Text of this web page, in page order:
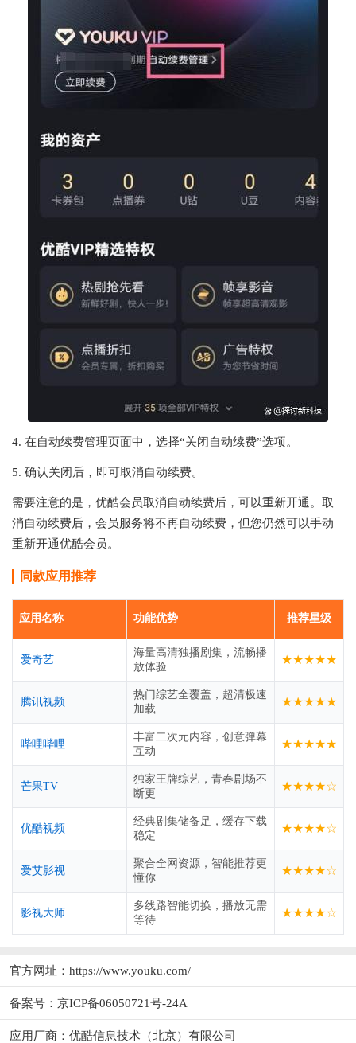
4. 在自动续费管理页面中，选择“关闭自动续费”选项。
5. 确认关闭后，即可取消自动续费。
需要注意的是，优酷会员取消自动续费后，可以重新开通。取
消自动续费后，会员服务将不再自动续费，但您仍然可以手动
重新开通优酷会员。
同款应用推荐
应用名称 功能优势 推荐星级
爱奇艺
海量高清独播剧集，流畅播
放体验
★★★★★
腾讯视频
热门综艺全覆盖，超清极速
加载
★★★★★
哔哩哔哩
丰富二次元内容，创意弹幕
互动
★★★★★
芒果TV
独家王牌综艺，青春剧场不
断更
★★★★☆
优酷视频
经典剧集储备足，缓存下载
稳定
★★★★☆
爱艾影视
聚合全网资源，智能推荐更
懂你
★★★★☆
影视大师
多线路智能切换，播放无需
等待
★★★★☆
官方网址： https://www.youku.com/
备案号：京ICP备06050721号-24A
应用厂商： 优酷信息技术（北京）有限公司